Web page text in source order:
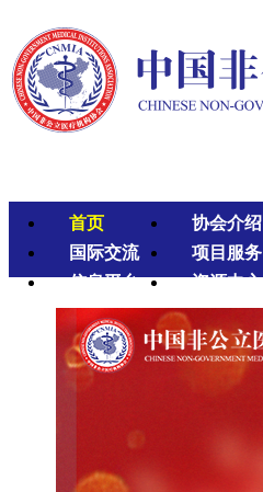
首页 协会介绍
国际交流
项目服务
信息平台
资源中心